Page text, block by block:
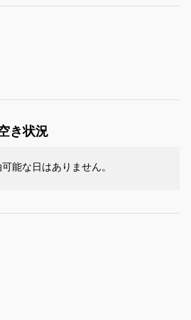
き状況
能な日はありません。